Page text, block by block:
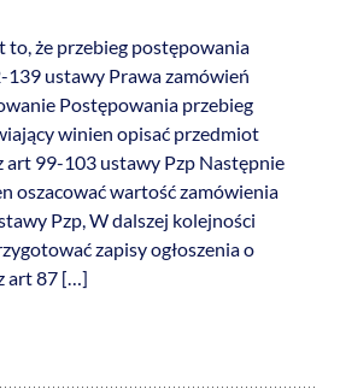
to, że przebieg postępowania
139 ustawy Prawa zamówień
Postępowania przebieg
winien opisać przedmiot
art 99-103 ustawy Pzp Następnie
oszacować wartość zamówienia
Pzp, W dalszej kolejności
zapisy ogłoszenia o
art 87 […]